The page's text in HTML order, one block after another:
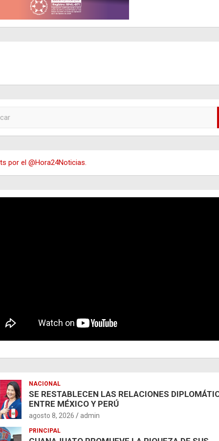
por el @Hora24Noticias.
NACIONAL
SE RESTABLECEN LAS RELACIONES
ENTRE MÉXICO Y PERÚ
agosto 8, 2026 admin
PRINCIPAL